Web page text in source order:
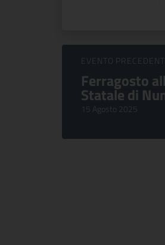
Sfoglia
EVENTO
Ferragosto
Statale di
15 Agosto 2025